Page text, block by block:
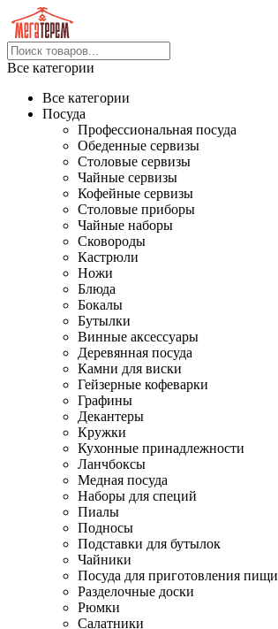
Все категории
Все категории
Посуда
Профессиональная посуда
Обеденные сервизы
Столовые сервизы
Чайные сервизы
Кофейные сервизы
Столовые приборы
Чайные наборы
Сковороды
Кастрюли
Ножи
Блюда
Бокалы
Бутылки
Винные аксессуары
Деревянная посуда
Камни для виски
Гейзерные кофеварки
Графины
Декантеры
Кружки
Кухонные принадлежности
Ланчбоксы
Медная посуда
Наборы для специй
Пиалы
Подносы
Подставки для бутылок
Чайники
Посуда для приготовления пищи
Разделочные доски
Рюмки
Салатники